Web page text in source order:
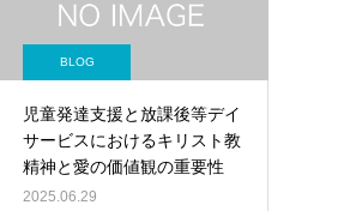
BLOG
児童発達支援と放課後等デイ
サービスにおけるキリスト教
精神と愛の価値観の重要性
2025.06.29